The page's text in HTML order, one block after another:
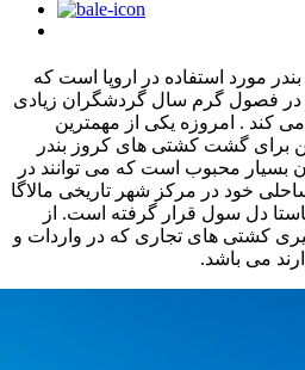
بندر مورد استفاده در اروپا است که
در فصول گرم سال گردشگران زیادی
کند . امروزه یکی از مهمترین
برای گشت کشتی های کروز بندر
بسیار محبوب است که می توانند در
خود در مرکز شهر تاریخی مالاگا
دل سول قرار گرفته است. از
کشتی های تجاری که در واردات و
می باشد.